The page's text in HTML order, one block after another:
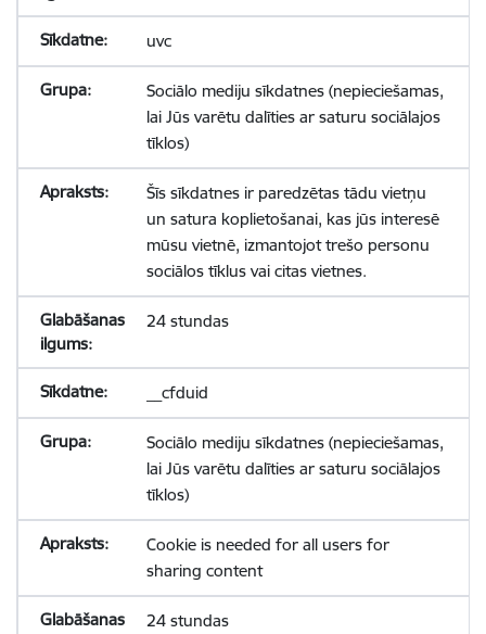
uvc
Sociālo mediju sīkdatnes (nepieciešamas,
lai Jūs varētu dalīties ar saturu sociālajos
tīklos)
Šīs sīkdatnes ir paredzētas tādu vietņu
un satura koplietošanai, kas jūs interesē
mūsu vietnē, izmantojot trešo personu
sociālos tīklus vai citas vietnes.
24 stundas
__cfduid
Sociālo mediju sīkdatnes (nepieciešamas,
lai Jūs varētu dalīties ar saturu sociālajos
tīklos)
Cookie is needed for all users for
sharing content
24 stundas